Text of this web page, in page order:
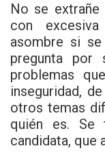
No se
con
asombre si
pregunta
problemas
inseguridad,
otros temas
quién es. Se
candidata, que